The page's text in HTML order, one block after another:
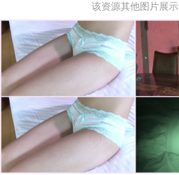
该资源其他图片展示